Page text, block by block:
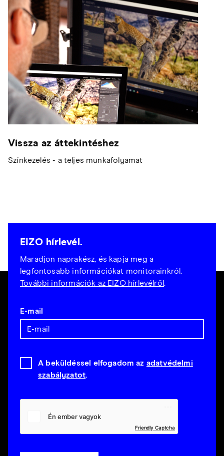
Vissza az áttekintéshez
Színkezelés - a teljes munkafolyamat
EIZO hírlevél.
Maradjon naprakész, és kapja meg a
legfontosabb információkat monitorainkról.
További információk az EIZO hírlevélről.
E-mail
A beküldéssel elfogadom az adatvédelmi
szabályzatot.
Friendly Captcha